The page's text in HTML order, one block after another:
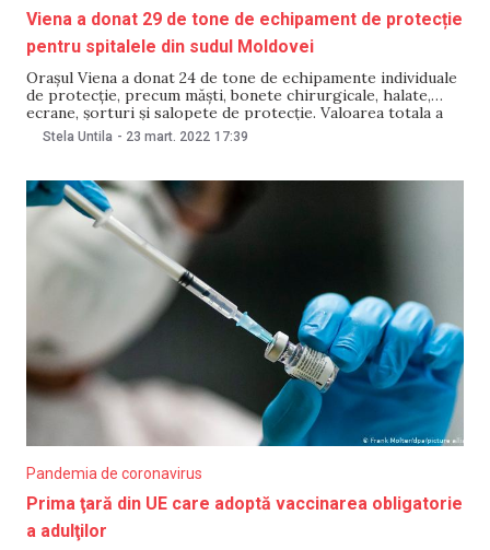
Viena a donat 29 de tone de echipament de protecție
pentru spitalele din sudul Moldovei
Orașul Viena a donat 24 de tone de echipamente individuale
de protecție, precum măști, bonete chirurgicale, halate,
ecrane, șorturi și salopete de protecție. Valoarea totala a
donației este de 440 de mii de euro. Lotul de ajutor
umanitar a fost transmis Spitalului Raional Taraclia. Cu
Stela Untila - 23 mart. 2022 17:39
Pandemia de coronavirus
Prima ţară din UE care adoptă vaccinarea obligatorie
a adulţilor